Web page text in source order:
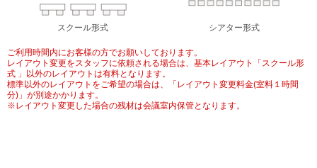
スクール形式 シアター形式
ご利用時間内にお客様の方でお願いしております。
レイアウト変更をスタッフに依頼される場合は、基本レイアウト「スクール形
式 」以外のレイアウトは有料となります。
標準以外のレイアウトをご希望の場合は、「レイアウト変更料金(室料１時間
分)」が別途かかります。
※レイアウト変更した場合の残材は会議室内保管となります。